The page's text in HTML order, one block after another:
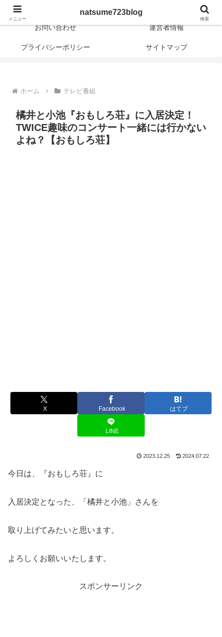
日常に新しさや興味深さや面白さを！
お問い合わせ 運営者情報
プライバシーポリシー サイトマップ
ホーム テレビ番組
橘井と小池『おもしろ荘』に入居決定！
TWICE趣味のコンサート一緒には行かない
よね？【おもしろ荘】
X Facebook はてブ
LINE
2023.12.25 2024.07.22
今日は、『おもしろ荘』に
入居決定となった、「橘井と小池」さんを
取り上げてみたいと思います。
よろしくお願いいたします。
スポンサーリンク
メニュー
natsume723blog
検索